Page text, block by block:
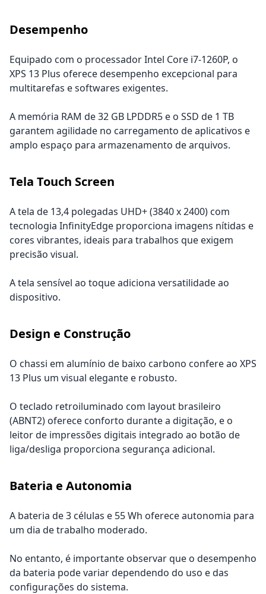
Desempenho
Equipado com o processador Intel Core i7-1260P, o
XPS 13 Plus oferece desempenho excepcional para
multitarefas e softwares exigentes.
A memória RAM de 32 GB LPDDR5 e o SSD de 1 TB
garantem agilidade no carregamento de aplicativos e
amplo espaço para armazenamento de arquivos.
Tela Touch Screen
A tela de 13,4 polegadas UHD+ (3840 x 2400) com
tecnologia InfinityEdge proporciona imagens nítidas e
cores vibrantes, ideais para trabalhos que exigem
precisão visual.
A tela sensível ao toque adiciona versatilidade ao
dispositivo.
Design e Construção
O chassi em alumínio de baixo carbono confere ao XPS
13 Plus um visual elegante e robusto.
O teclado retroiluminado com layout brasileiro
(ABNT2) oferece conforto durante a digitação, e o
leitor de impressões digitais integrado ao botão de
liga/desliga proporciona segurança adicional.
Bateria e Autonomia
A bateria de 3 células e 55 Wh oferece autonomia para
um dia de trabalho moderado.
No entanto, é importante observar que o desempenho
da bateria pode variar dependendo do uso e das
configurações do sistema.